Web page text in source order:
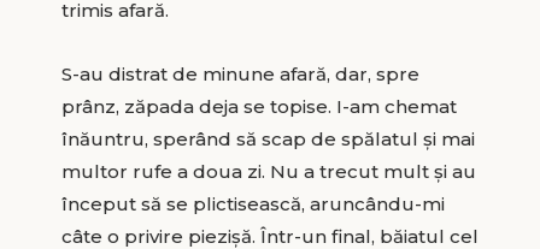
trimis afară.
S-au distrat de minune afară, dar, spre
prânz, zăpada deja se topise. I-am chemat
înăuntru, sperând să scap de spălatul şi mai
multor rufe a doua zi. Nu a trecut mult şi au
început să se plictisească, aruncându-mi
câte o privire piezişă. Într-un final, băiatul cel